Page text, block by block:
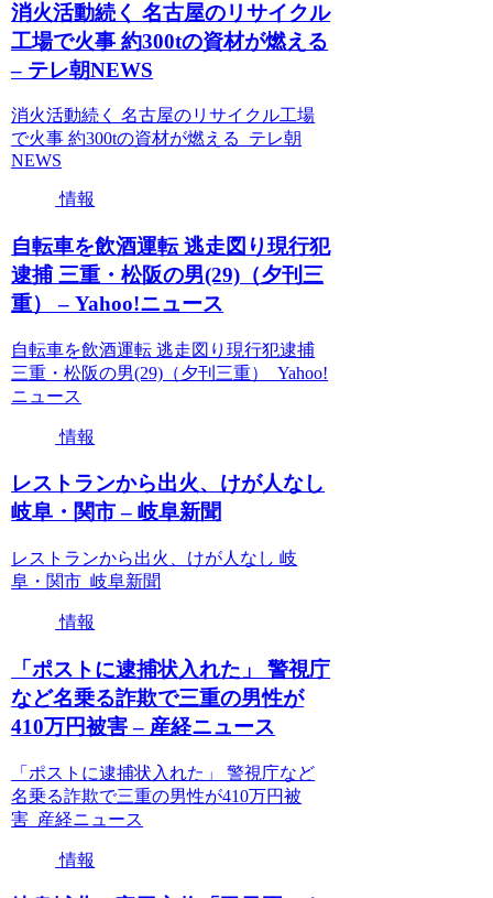
消火活動続く 名古屋のリサイクル
工場で火事 約300tの資材が燃える
– テレ朝NEWS
消火活動続く 名古屋のリサイクル工場
で火事 約300tの資材が燃える テレ朝
NEWS
情報
自転車を飲酒運転 逃走図り現行犯
逮捕 三重・松阪の男(29)（夕刊三
重） – Yahoo!ニュース
自転車を飲酒運転 逃走図り現行犯逮捕
三重・松阪の男(29)（夕刊三重） Yahoo!
ニュース
情報
レストランから出火、けが人なし
岐阜・関市 – 岐阜新聞
レストランから出火、けが人なし 岐
阜・関市 岐阜新聞
情報
「ポストに逮捕状入れた」 警視庁
など名乗る詐欺で三重の男性が
410万円被害 – 産経ニュース
「ポストに逮捕状入れた」 警視庁など
名乗る詐欺で三重の男性が410万円被
害 産経ニュース
情報